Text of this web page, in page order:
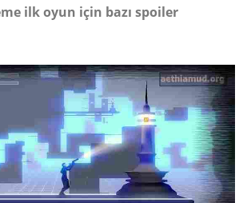
ilk oyun için bazı spoiler